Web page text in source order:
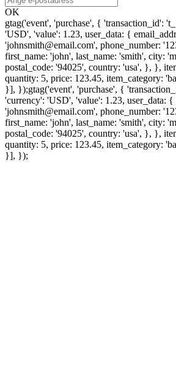
OK
gtag('event', 'purchase', { 'transaction_id':
'USD', 'value': 1.23, user_data: {
'johnsmith@email.com', phone_number:
first_name: 'john', last_name: 'smith', city:
postal_code: '94025', country: 'usa', }, },
quantity: 5, price: 123.45, item_category:
}], });gtag('event', 'purchase', {
'currency': 'USD', 'value': 1.23, user_data: {
'johnsmith@email.com', phone_number:
first_name: 'john', last_name: 'smith', city:
postal_code: '94025', country: 'usa', }, },
quantity: 5, price: 123.45, item_category:
}], });